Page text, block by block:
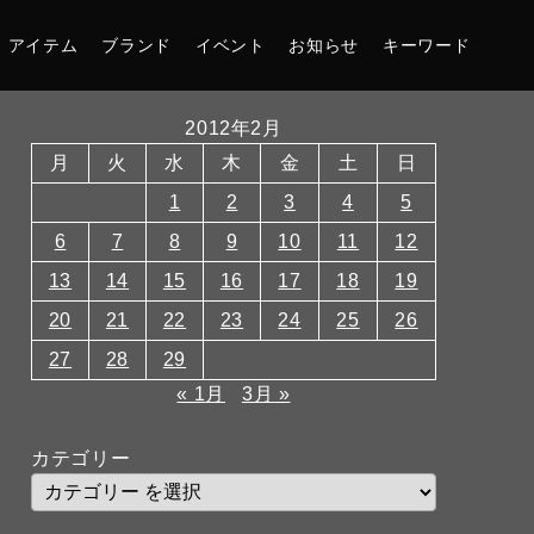
アイテム ブランド イベント お知らせ キーワード
2012年2月
月
火 水 木 金 土
日
1
2 3 4
5
6
7 8 9 10 11
12
13
14 15 16 17 18
19
20
21 22 23 24 25
26
27
28
29
« 1月
3月 »
カテゴリー